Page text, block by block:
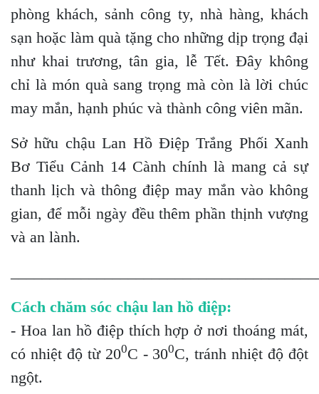
phòng khách, sảnh công ty, nhà hàng, khách
sạn hoặc làm quà tặng cho những dịp trọng đại
như khai trương, tân gia, lễ Tết. Đây không
chỉ là món quà sang trọng mà còn là lời chúc
may mắn, hạnh phúc và thành công viên mãn.
Sở hữu chậu Lan Hồ Điệp Trắng Phối Xanh
Bơ Tiểu Cảnh 14 Cành chính là mang cả sự
thanh lịch và thông điệp may mắn vào không
gian, để mỗi ngày đều thêm phần thịnh vượng
và an lành.
Cách chăm sóc chậu lan hồ điệp:
- Hoa lan hồ điệp thích hợp ở nơi thoáng mát,
có nhiệt độ từ 200C - 300C, tránh nhiệt độ đột
ngột.